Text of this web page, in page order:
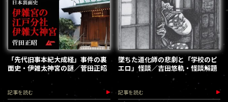
「先代旧事本紀大成経」事件の裏
面史・伊雑太神宮の謎／菅田正昭
記事を読む
墜ちた道化師の悲劇と「学校のピ
エロ」怪談／吉田悠軌・怪談解題
記事を読む